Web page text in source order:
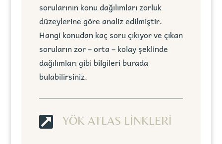
sorularının konu dağılımları zorluk
düzeylerine göre analiz edilmiştir.
Hangi konudan kaç soru çıkıyor ve çıkan
soruların zor – orta – kolay şeklinde
dağılımları gibi bilgileri burada
bulabilirsiniz.
 YÖK ATLAS LİNKLERİ